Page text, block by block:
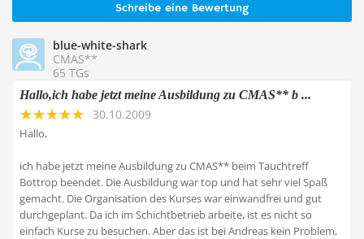
Schreibe eine Bewertung
blue-white-shark
CMAS**
65 TGs
Hallo,ich habe jetzt meine Ausbildung zu CMAS** b ...
30.10.2009
Hallo,
ich habe jetzt meine Ausbildung zu CMAS** beim Tauchtreff
Bottrop beendet. Die Ausbildung war top und hat sehr viel Spaß
gemacht. Die Organisation des Kurses war einwandfrei und gut
durchgeplant. Da ich im Schichtbetrieb arbeite, ist es nicht so
einfach Kurse zu besuchen. Aber das ist bei Andreas kein Problem,